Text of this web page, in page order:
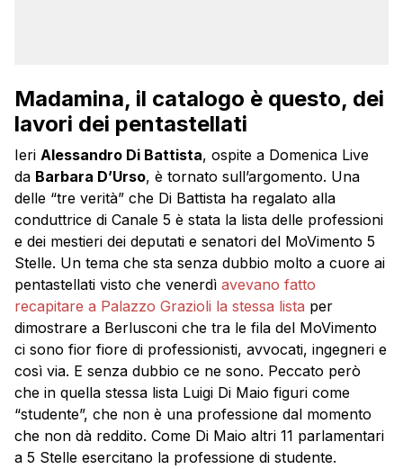
Madamina, il catalogo è questo, dei
lavori dei pentastellati
Ieri Alessandro Di Battista, ospite a Domenica Live
da Barbara D’Urso, è tornato sull’argomento. Una
delle “tre verità” che Di Battista ha regalato alla
conduttrice di Canale 5 è stata la lista delle professioni
e dei mestieri dei deputati e senatori del MoVimento 5
Stelle. Un tema che sta senza dubbio molto a cuore ai
pentastellati visto che venerdì avevano fatto
recapitare a Palazzo Grazioli la stessa lista per
dimostrare a Berlusconi che tra le fila del MoVimento
ci sono fior fiore di professionisti, avvocati, ingegneri e
così via. E senza dubbio ce ne sono. Peccato però
che in quella stessa lista Luigi Di Maio figuri come
“studente”, che non è una professione dal momento
che non dà reddito. Come Di Maio altri 11 parlamentari
a 5 Stelle esercitano la professione di studente.